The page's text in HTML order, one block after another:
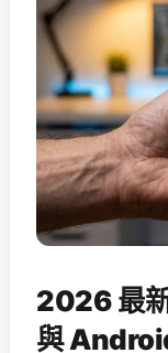
2026 最
與